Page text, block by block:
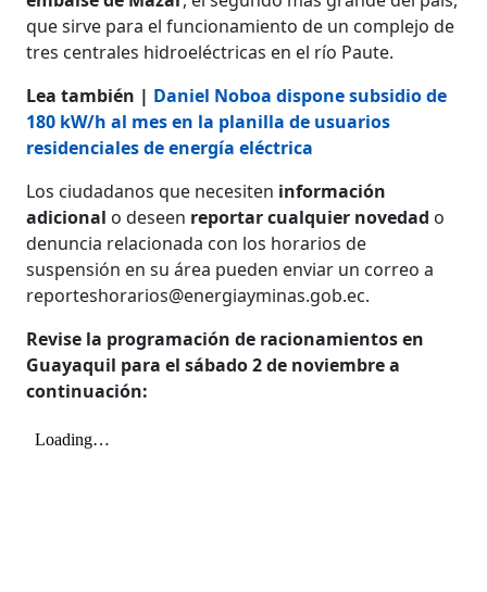
que sirve para el funcionamiento de un complejo de
tres centrales hidroeléctricas en el río Paute.
Lea también | Daniel Noboa dispone subsidio de
180 kW/h al mes en la planilla de usuarios
residenciales de energía eléctrica
Los ciudadanos que necesiten información
adicional o deseen reportar cualquier novedad o
denuncia relacionada con los horarios de
suspensión en su área pueden enviar un correo a
reporteshorarios@energiayminas.gob.ec.
Revise la programación de racionamientos en
Guayaquil para el sábado 2 de noviembre a
continuación: